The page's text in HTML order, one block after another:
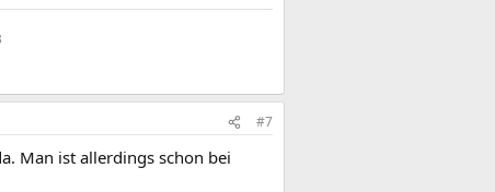
#7
Man ist allerdings schon bei